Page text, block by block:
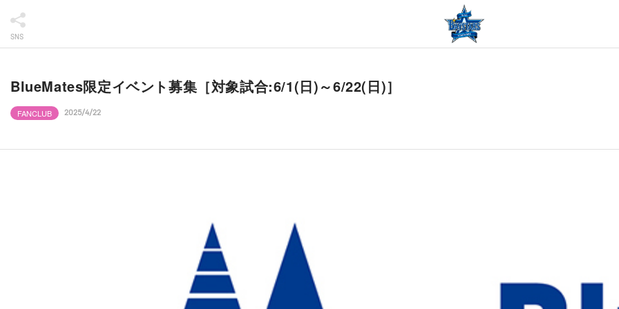
SNS
BlueMates限定イベント募集［対象試合:6/1(日)～6/22(日)］
FANCLUB 2025/4/22